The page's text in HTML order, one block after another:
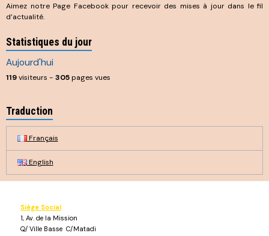
Aimez notre Page Facebook pour recevoir des mises à jour dans le fil
d’actualité.
Statistiques du jour
Aujourd'hui
119visiteurs - 305pages vues
Traduction
Français
English
Siège Social
1, Av. de la Mission
Q/ Ville Basse C/Matadi